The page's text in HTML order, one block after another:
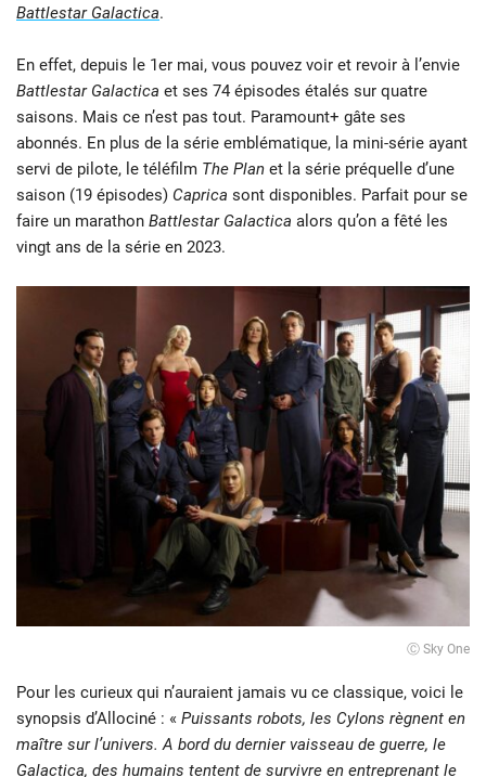
Battlestar Galactica.
En effet, depuis le 1er mai, vous pouvez voir et revoir à l’envie
Battlestar Galactica et ses 74 épisodes étalés sur quatre
saisons. Mais ce n’est pas tout. Paramount+ gâte ses
abonnés. En plus de la série emblématique, la mini-série ayant
servi de pilote, le téléfilm The Plan et la série préquelle d’une
saison (19 épisodes) Caprica sont disponibles. Parfait pour se
faire un marathon Battlestar Galactica alors qu’on a fêté les
vingt ans de la série en 2023.
Ⓒ Sky One
Pour les curieux qui n’auraient jamais vu ce classique, voici le
synopsis d’Allociné : « Puissants robots, les Cylons règnent en
maître sur l’univers. A bord du dernier vaisseau de guerre, le
Galactica, des humains tentent de survivre en entreprenant le